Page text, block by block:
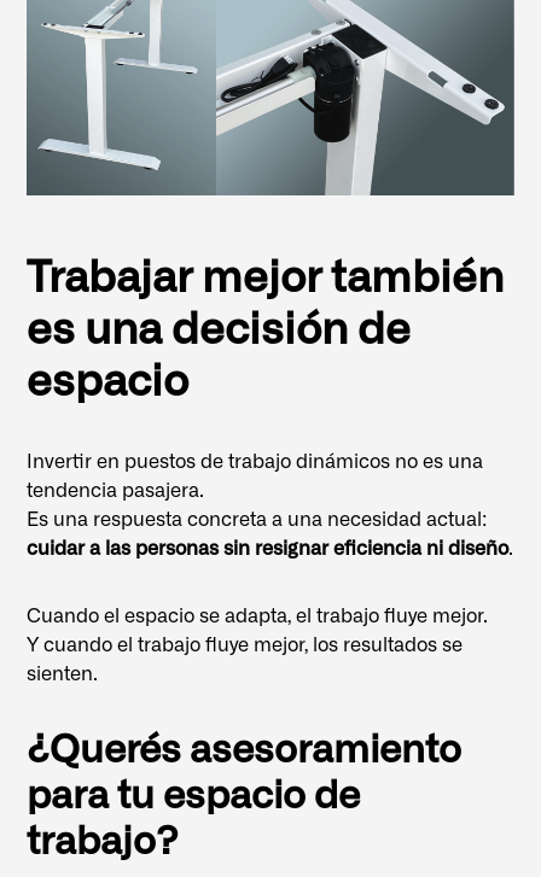
Trabajar mejor también
es una decisión de
espacio
Invertir en puestos de trabajo dinámicos no es una
tendencia pasajera.
Es una respuesta concreta a una necesidad actual:
cuidar a las personas sin resignar eficiencia ni diseño.
Cuando el espacio se adapta, el trabajo fluye mejor.
Y cuando el trabajo fluye mejor, los resultados se
sienten.
¿Querés asesoramiento
para tu espacio de
trabajo?